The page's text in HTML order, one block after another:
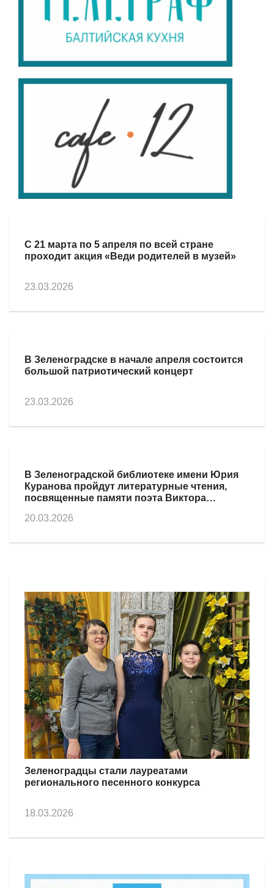
С 21 марта по 5 апреля по всей стране
проходит акция «Веди родителей в музей»
23.03.2026
В Зеленоградске в начале апреля состоится
большой патриотический концерт
23.03.2026
В Зеленоградской библиотеке имени Юрия
Куранова пройдут литературные чтения,
посвященные памяти поэта Виктора
20.03.2026
Зеленоградцы стали лауреатами
регионального песенного конкурса
18.03.2026